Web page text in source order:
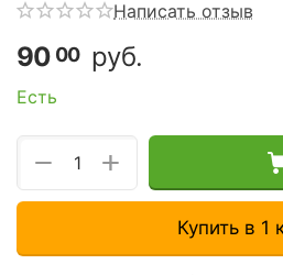
Написать отзыв
90 00 руб.
Есть
+
−
Купить в 1